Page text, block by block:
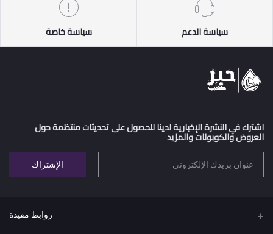
سياسة الدعم سياسة خاصة
اشترك في النشرة الإخبارية لدينا للحصول على تحديثات منتظمة حول
العروض والكوبونات والمزيد
الإشتراك
روابط مفيدة